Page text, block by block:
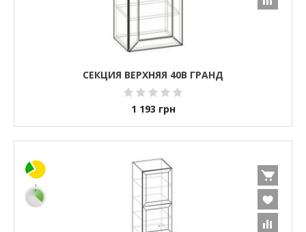
СЕКЦИЯ ВЕРХНЯЯ 40В ГРАНД
1 193 грн